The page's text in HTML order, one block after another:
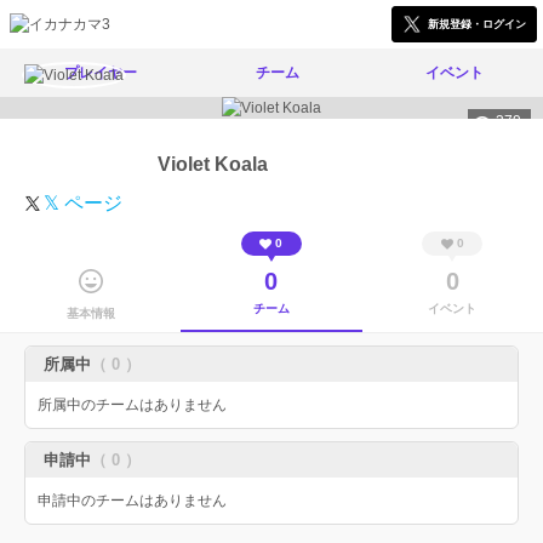
新規登録・ログイン
プレイヤー チーム イベント
379
Violet Koala
𝕏 ページ
基本情報
0
0
チーム
0
0
イベント
所属中 （ 0 ）
所属中のチームはありません
申請中 （ 0 ）
申請中のチームはありません